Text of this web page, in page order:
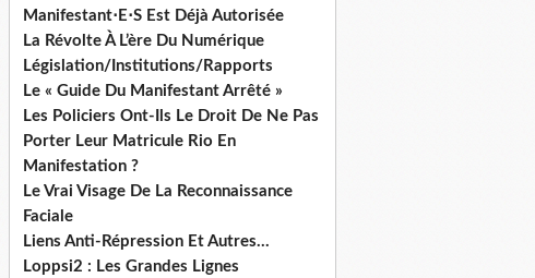
Manifestant⋅E⋅S Est Déjà Autorisée
La Révolte À L’ère Du Numérique
Législation/Institutions/Rapports
Le « Guide Du Manifestant Arrêté »
Les Policiers Ont-Ils Le Droit De Ne Pas
Porter Leur Matricule Rio En
Manifestation ?
Le Vrai Visage De La Reconnaissance
Faciale
Liens Anti-Répression Et Autres...
Loppsi2 : Les Grandes Lignes